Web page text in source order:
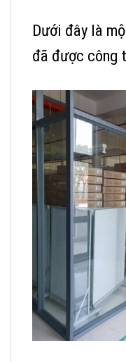
Dưới đây là
đã được công